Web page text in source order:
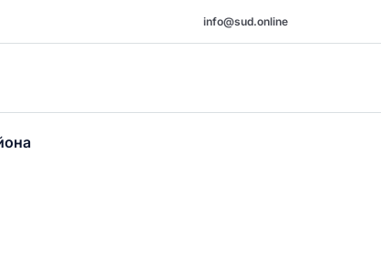
info@sud.online